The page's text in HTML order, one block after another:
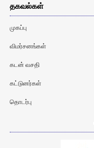
தகவல்கள்
முகப்பு
விமர்சனங்கள்
கடன் வசதி
கட்டுனர்கள்
தொடர்பு